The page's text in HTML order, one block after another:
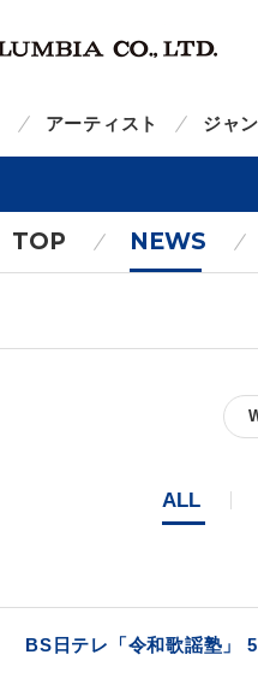
アーティスト ジャ
TOP NEWS
ALL
BS日テレ「令和歌謡塾」